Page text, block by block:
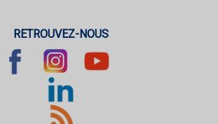
RETROUVEZ-NOUS